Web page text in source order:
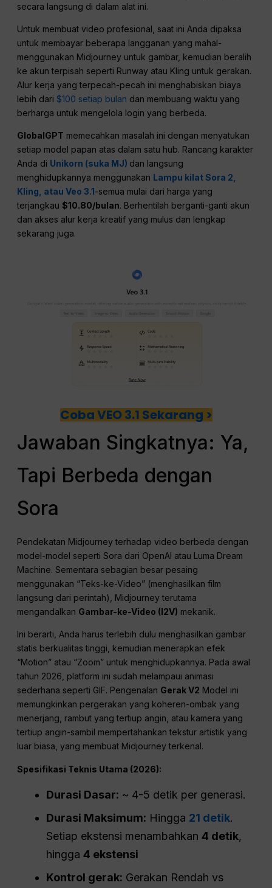
secara langsung di dalam alat ini.
Untuk membuat video profesional, saat ini Anda dipaksa
untuk membayar beberapa langganan yang mahal-
menggunakan Midjourney untuk gambar, kemudian beralih
ke akun terpisah seperti Runway atau Kling untuk gerakan.
Alur kerja yang terpecah-pecah ini menghabiskan biaya
lebih dari$100 setiap bulan dan membuang waktu yang
berharga untuk mengelola login yang berbeda.
GlobalGPT memecahkan masalah ini dengan menyatukan
setiap model papan atas dalam satu hub. Rancang karakter
Anda di Unikorn (suka MJ) dan langsung
menghidupkannya menggunakan Lampu kilat Sora 2,
Kling, atau Veo 3.1 -semua mulai dari harga yang
terjangkau$10.80/bulan. Berhentilah berganti-ganti akun
dan akses alur kerja kreatif yang mulus dan lengkap
sekarang juga.
Coba VEO 3.1 Sekarang >
Jawaban Singkatnya: Ya,
Tapi Berbeda dengan
Sora
Pendekatan Midjourney terhadap video berbeda dengan
model-model seperti Sora dari OpenAI atau Luma Dream
Machine. Sementara sebagian besar pesaing
menggunakan “Teks-ke-Video” (menghasilkan film
langsung dari perintah), Midjourney terutama
mengandalkan Gambar-ke-Video (I2V) mekanik.
Ini berarti, Anda harus terlebih dulu menghasilkan gambar
statis berkualitas tinggi, kemudian menerapkan efek
“Motion” atau “Zoom” untuk menghidupkannya. Pada awal
tahun 2026, platform ini sudah melampaui animasi
sederhana seperti GIF. Pengenalan Gerak V2 Model ini
memungkinkan pergerakan yang koheren-ombak yang
menerjang, rambut yang tertiup angin, atau kamera yang
tertiup angin-sambil mempertahankan tekstur artistik yang
luar biasa, yang membuat Midjourney terkenal.
Spesifikasi Teknis Utama (2026):
Durasi Dasar: ~ 4-5 detik per generasi.
Durasi Maksimum: Hingga 21 detik.
Setiap ekstensi menambahkan4 detik,
hingga4 ekstensi
Kontrol gerak: Gerakan Rendah vs